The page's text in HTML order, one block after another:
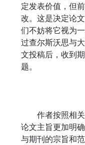
定发表价值，但
改。这是决定论
们不妨将它视为
过查尔斯沃思与
文投稿后，收到
题。
作者按照相关
论文主旨更加明
与期刊的宗旨和